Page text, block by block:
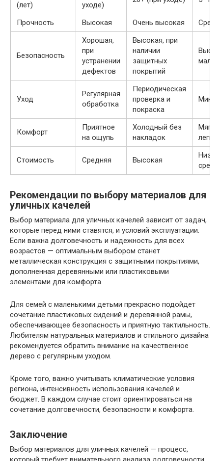
(лет) уходе)
Прочность Высокая Очень высокая
Безопасность
Хорошая,
при
устранении
дефектов
Высокая, при
наличии
защитных
покрытий
Уход
Регулярная
обработка
Периодическая
проверка и
покраска
Комфорт
Приятное
на ощупь
Холодный без
накладок
Стоимость Средняя Высокая
Рекомендации по выбору материалов для
уличных качелей
Выбор материала для уличных качелей зависит от задач,
которые перед ними ставятся, и условий эксплуатации.
Если важна долговечность и надежность для всех
возрастов — оптимальным выбором станет
металлическая конструкция с защитными покрытиями,
дополненная деревянными или пластиковыми
элементами для комфорта.
Для семей с маленькими детьми прекрасно подойдет
сочетание пластиковых сидений и деревянной рамы,
обеспечивающее безопасность и приятную тактильность.
Любителям натуральных материалов и стильного дизайна
рекомендуется обратить внимание на качественное
дерево с регулярным уходом.
Кроме того, важно учитывать климатические условия
региона, интенсивность использования качелей и
бюджет. В каждом случае стоит ориентироваться на
сочетание долговечности, безопасности и комфорта.
Заключение
Выбор материалов для уличных качелей — процесс,